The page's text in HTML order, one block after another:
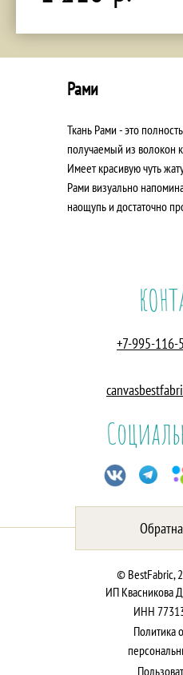
Рами
Ткань Рами - это
получаемый из волокон
Имеет красивую чуть
Рами визуально
наощупь и достаточно
© BestFabric,
ИП Квасникова
ИНН
Политика
+7-995-116-